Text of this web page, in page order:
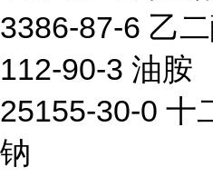
3386-87-6 乙
112-90-3 油胺
25155-30-0 十
钠